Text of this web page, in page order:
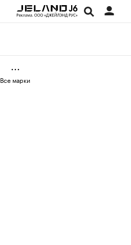
Все марки